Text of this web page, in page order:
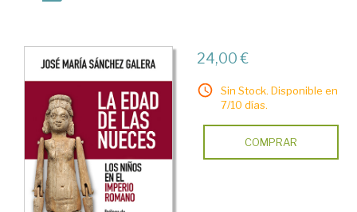
24,00 €
Sin Stock. Disponible en
7/10 días.
COMPRAR